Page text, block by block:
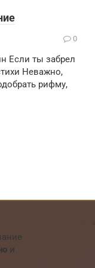
0
Если ты забрел
Неважно,
рифму,
и